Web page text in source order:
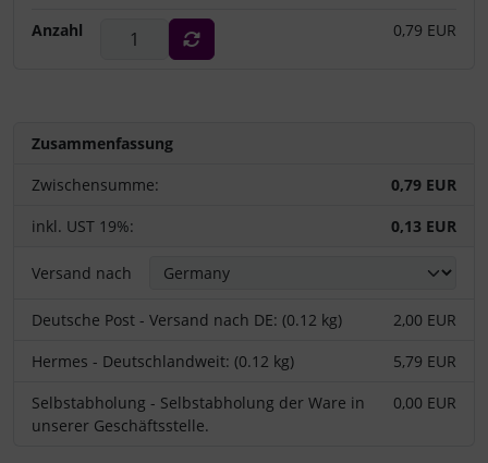
Anzahl 0,79 EUR
Zusammenfassung
Zwischensumme:
0,79 EUR
inkl. UST 19%:
0,13 EUR
Versand nach
Deutsche Post - Versand nach DE: (0.12 kg)
2,00 EUR
Hermes - Deutschlandweit: (0.12 kg)
5,79 EUR
Selbstabholung - Selbstabholung der Ware in
unserer Geschäftsstelle.
0,00 EUR